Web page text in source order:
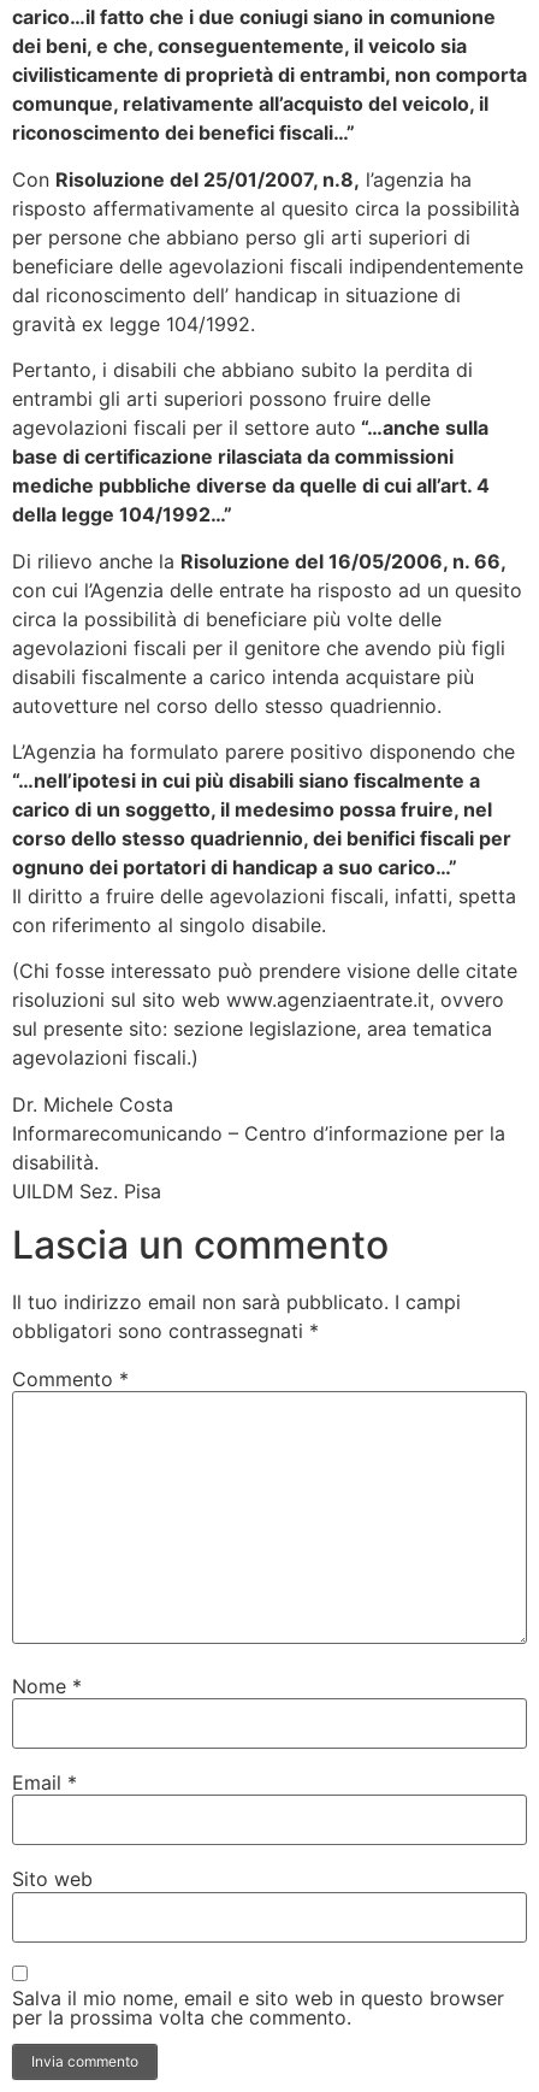
carico…il fatto che i due coniugi siano in comunione
dei beni, e che, conseguentemente, il veicolo sia
civilisticamente di proprietà di entrambi, non comporta
comunque, relativamente all’acquisto del veicolo, il
riconoscimento dei benefici fiscali…”
Con Risoluzione del 25/01/2007, n.8, l’agenzia ha
risposto affermativamente al quesito circa la possibilità
per persone che abbiano perso gli arti superiori di
beneficiare delle agevolazioni fiscali indipendentemente
dal riconoscimento dell’ handicap in situazione di
gravità ex legge 104/1992.
Pertanto, i disabili che abbiano subito la perdita di
entrambi gli arti superiori possono fruire delle
agevolazioni fiscali per il settore auto “…anche sulla
base di certificazione rilasciata da commissioni
mediche pubbliche diverse da quelle di cui all’art. 4
della legge 104/1992…”
Di rilievo anche la Risoluzione del 16/05/2006, n. 66,
con cui l’Agenzia delle entrate ha risposto ad un quesito
circa la possibilità di beneficiare più volte delle
agevolazioni fiscali per il genitore che avendo più figli
disabili fiscalmente a carico intenda acquistare più
autovetture nel corso dello stesso quadriennio.
L’Agenzia ha formulato parere positivo disponendo che
“…nell’ipotesi in cui più disabili siano fiscalmente a
carico di un soggetto, il medesimo possa fruire, nel
corso dello stesso quadriennio, dei benifici fiscali per
ognuno dei portatori di handicap a suo carico…”
Il diritto a fruire delle agevolazioni fiscali, infatti, spetta
con riferimento al singolo disabile.
(Chi fosse interessato può prendere visione delle citate
risoluzioni sul sito web www.agenziaentrate.it, ovvero
sul presente sito: sezione legislazione, area tematica
agevolazioni fiscali.)
Dr. Michele Costa
Informarecomunicando – Centro d’informazione per la
disabilità.
UILDM Sez. Pisa
Lascia un commento
Il tuo indirizzo email non sarà pubblicato. I campi
obbligatori sono contrassegnati *
Commento *
Nome *
Email *
Sito web
Salva il mio nome, email e sito web in questo browser
per la prossima volta che commento.